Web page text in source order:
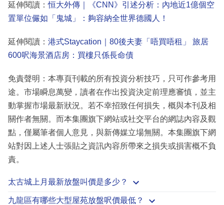
延伸閱讀：恒大外傳｜《CNN》引述分析：內地近1億個空
置單位儼如「鬼城」：夠容納全世界德國人！
延伸閱讀： 港式Staycation｜80後夫妻「唔買唔租」 旅居
600呎海景酒店房：買樓只係長命債
免責聲明：本專頁刊載的所有投資分析技巧，只可作參考用
途。市場瞬息萬變，讀者在作出投資決定前理應審慎，並主
動掌握市場最新狀況。若不幸招致任何損失，概與本刊及相
關作者無關。而本集團旗下網站或社交平台的網誌內容及觀
點，僅屬筆者個人意見，與新傳媒立場無關。本集團旗下網
站對因上述人士張貼之資訊內容所帶來之損失或損害概不負
責。
太古城上月最新放盤叫價是多少？
九龍區有哪些大型屋苑放盤呎價最低？